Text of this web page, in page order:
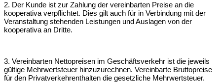
2. Der Kunde ist zur Zahlung der vereinbarten Preise an die
kooperativa verpflichtet. Dies gilt auch für in Verbindung mit der
Veranstaltung stehenden Leistungen und Auslagen von der
kooperativa an Dritte.
3. Vereinbarten Nettopreisen im Geschäftsverkehr ist die jeweils
gültige Mehrwertsteuer hinzuzurechnen. Vereinbarte Bruttopreise
für den Privatverkehrenthalten die gesetzliche Mehrwertsteuer.